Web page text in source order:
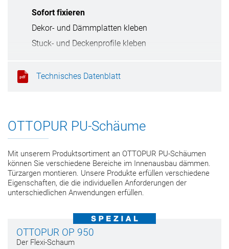
Sofort fixieren
Dekor- und Dämmplatten kleben
Stuck- und Deckenprofile kleben
Technisches Datenblatt
OTTOPUR PU-Schäume
Mit unserem Produktsortiment an OTTOPUR PU-Schäumen
können Sie verschiedene Bereiche im Innenausbau dämmen.
Türzargen montieren. Unsere Produkte erfüllen verschiedene
Eigenschaften, die die individuellen Anforderungen der
unterschiedlichen Anwendungen erfüllen.
OTTOPUR OP 950
Der Flexi-Schaum